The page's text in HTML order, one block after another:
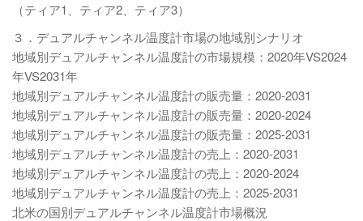
（ティア1、ティア2、ティア3）
３．デュアルチャンネル温度計市場の地域別シナリオ
地域別デュアルチャンネル温度計の市場規模：2020年VS2024
年VS2031年
地域別デュアルチャンネル温度計の販売量：2020-2031
地域別デュアルチャンネル温度計の販売量：2020-2024
地域別デュアルチャンネル温度計の販売量：2025-2031
地域別デュアルチャンネル温度計の売上：2020-2031
地域別デュアルチャンネル温度計の売上：2020-2024
地域別デュアルチャンネル温度計の売上：2025-2031
北米の国別デュアルチャンネル温度計市場概況